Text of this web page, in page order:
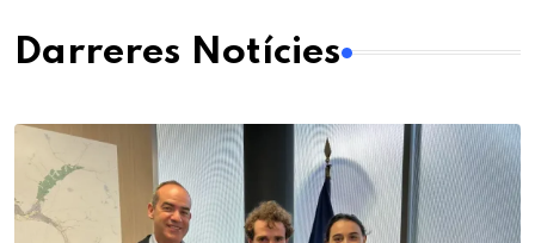
Darreres Notícies